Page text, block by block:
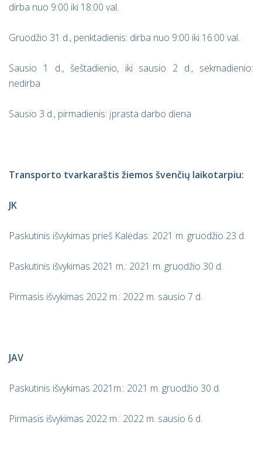
dirba nuo 9:00 iki 18:00 val.
Gruodžio 31 d., penktadienis: dirba nuo 9:00 iki 16:00 val.
Sausio 1 d., šeštadienio, iki sausio 2 d., sekmadienio:
nedirba
Sausio 3 d., pirmadienis: įprasta darbo diena
Transporto tvarkaraštis žiemos švenčių laikotarpiu:
JK
Paskutinis išvykimas prieš Kalėdas: 2021 m. gruodžio 23 d.
Paskutinis išvykimas 2021 m.: 2021 m. gruodžio 30 d.
Pirmasis išvykimas 2022 m.: 2022 m. sausio 7 d.
JAV
Paskutinis išvykimas 2021m.: 2021 m. gruodžio 30 d.
Pirmasis išvykimas 2022 m.: 2022 m. sausio 6 d.